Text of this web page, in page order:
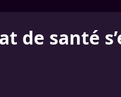
de santé